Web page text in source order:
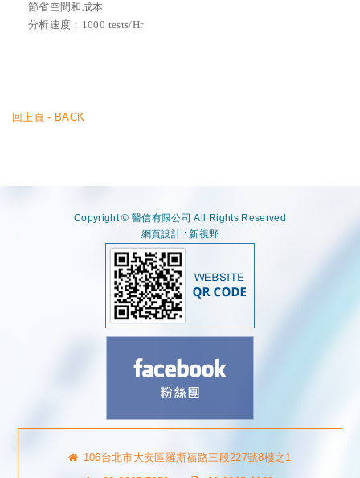
節省空間和成本
分析速度：1000 tests/Hr
回上頁 - BACK
Copyright © 醫信有限公司 All Rights Reserved
網頁設計 : 新視野
106台北市大安區羅斯福路三段227號8樓之1